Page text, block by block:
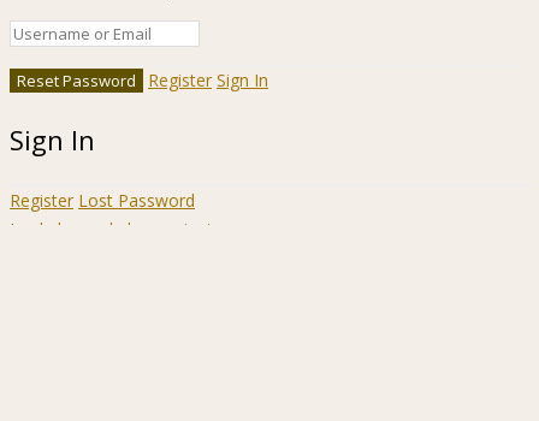
Register Sign In
Sign In
Register Lost Password
Ir a la barra de herramientas